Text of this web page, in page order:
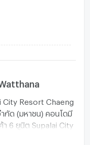
Resort Chaeng
กัด (มหาชน) คอนโดมี
า 6 ยูนิต Supalai City